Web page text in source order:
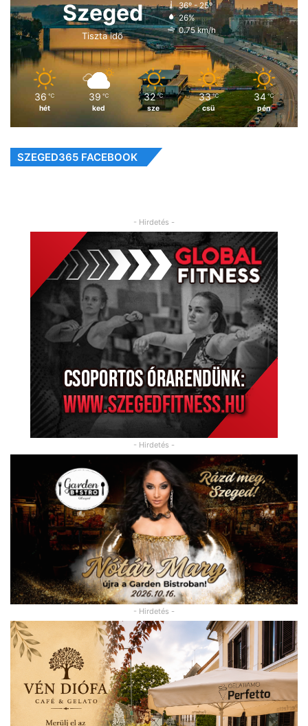
Szeged
Tiszta idő
36º - 25º
26%
0.75 km/h
36 ℃
hét
39 ℃
ked
32 ℃
sze
33 ℃
csü
34 ℃
pén
SZEGED365 FACEBOOK
- Hirdetés -
- Hirdetés -
- Hirdetés -